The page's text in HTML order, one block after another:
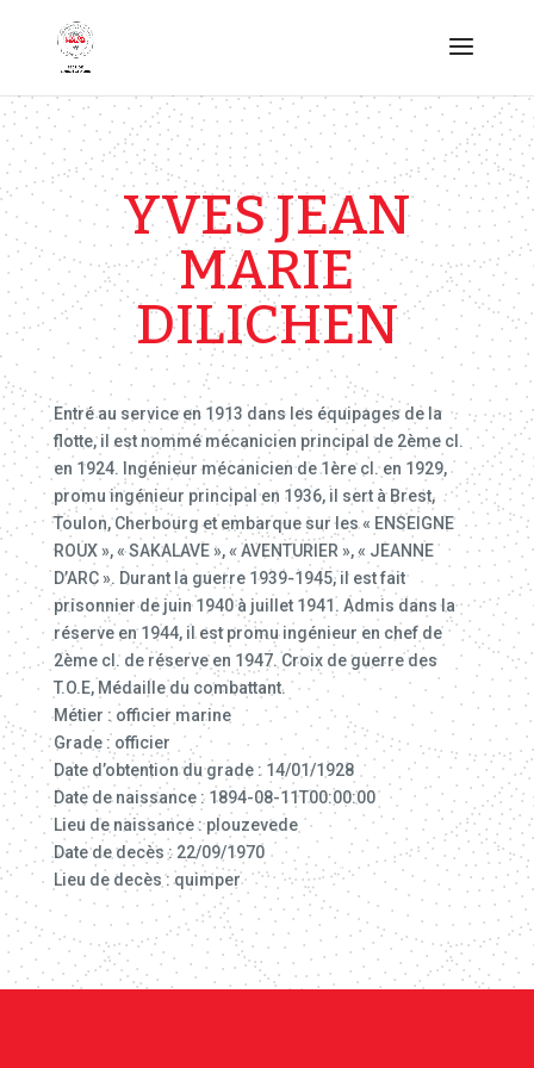
YVES JEAN
MARIE
DILICHEN
Entré au service en 1913 dans les équipages de la
flotte, il est nommé mécanicien principal de 2ème cl.
en 1924. Ingénieur mécanicien de 1ère cl. en 1929,
promu ingénieur principal en 1936, il sert à Brest,
Toulon, Cherbourg et embarque sur les « ENSEIGNE
ROUX », « SAKALAVE », « AVENTURIER », « JEANNE
D’ARC ». Durant la guerre 1939-1945, il est fait
prisonnier de juin 1940 à juillet 1941. Admis dans la
réserve en 1944, il est promu ingénieur en chef de
2ème cl. de réserve en 1947. Croix de guerre des
T.O.E, Médaille du combattant.
Métier : officier marine
Grade : officier
Date d’obtention du grade : 14/01/1928
Date de naissance : 1894-08-11T00:00:00
Lieu de naissance : plouzevede
Date de decès : 22/09/1970
Lieu de decès : quimper